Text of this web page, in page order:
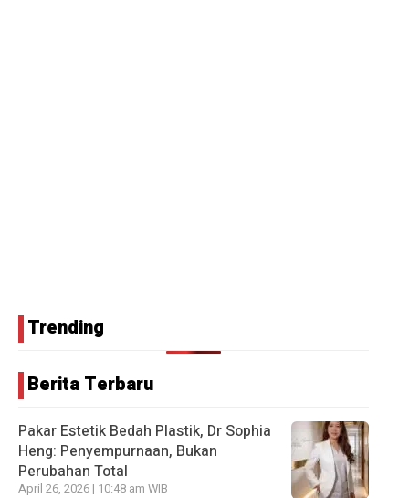
Trending
Berita Terbaru
Pakar Estetik Bedah Plastik, Dr Sophia
Heng: Penyempurnaan, Bukan
Perubahan Total
April 26, 2026 | 10:48 am WIB